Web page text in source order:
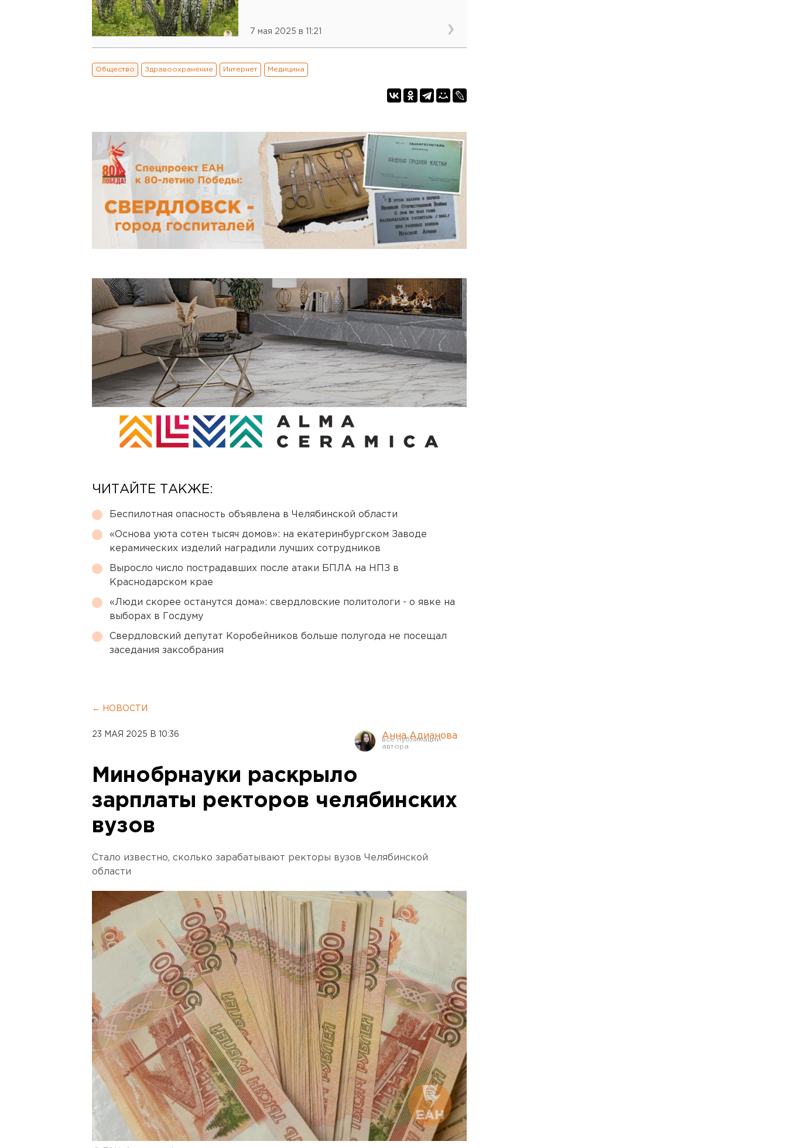
7 мая 2025 в 11:21
Общество Здравоохранение Интернет Медицина
ЧИТАЙТЕ ТАКЖЕ:
Беспилотная опасность объявлена в Челябинской области
«Основа уюта сотен тысяч домов»: на екатеринбургском Заводе
керамических изделий наградили лучших сотрудников
Выросло число пострадавших после атаки БПЛА на НПЗ в
Краснодарском крае
«Люди скорее останутся дома»: свердловские политологи - о явке на
выборах в Госдуму
Свердловский депутат Коробейников больше полугода не посещал
заседания заксобрания
← НОВОСТИ
23 МАЯ 2025 В 10:36 Анна Адианова
Минобрнауки раскрыло
зарплаты ректоров челябинских
вузов
Стало известно, сколько зарабатывают ректоры вузов Челябинской
области